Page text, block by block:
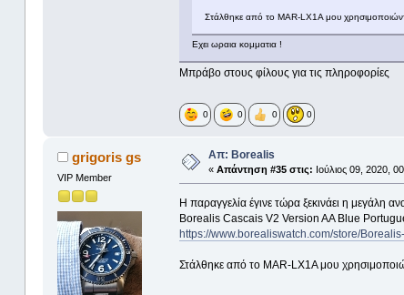
Στάλθηκε από το MAR-LX1A μου
Εχει ωραια κομματια !
Μπράβο στους φίλους για τις πληροφορίες
0 0 0 0
grigoris gs
VIP Member
Απ: Borealis
« Απάντηση #35 στις: Ιούλιος 09, 2020,
Η παραγγελία έγινε τώρα ξεκινάει η μεγάλη
Borealis Cascais V2 Version AA Blue
https://www.borealiswatch.com/store/
Στάλθηκε από το MAR-LX1A μου